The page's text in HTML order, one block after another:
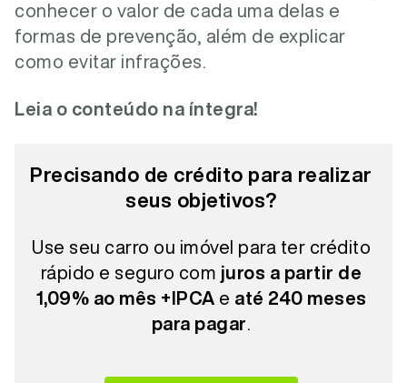
conhecer o valor de cada uma delas e
formas de prevenção, além de explicar
como evitar infrações.
Leia o conteúdo na íntegra!
Precisando de crédito para realizar
seus objetivos?
Use seu carro ou imóvel para ter crédito
rápido e seguro com juros a partir de
1,09% ao mês +IPCA e até 240 meses
para pagar